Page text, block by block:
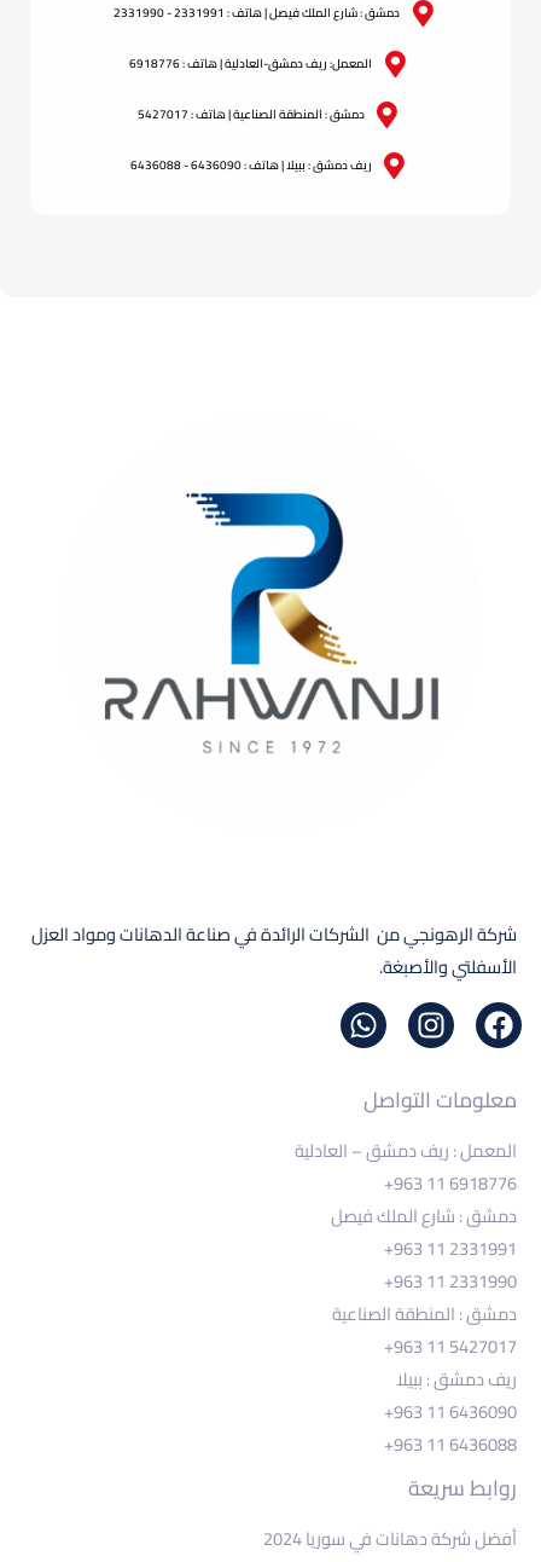
دمشق : شارع الملك فيصل | هاتف : 2331991 - 2331990
المعمل: ريف دمشق-العادلية | هاتف : 6918776
دمشق : المنطقة الصناعية | هاتف : 5427017
ريف دمشق : ببيلا | هاتف : 6436090 - 6436088
شركة الرهونجي من الشركات الرائدة في صناعة الدهانات ومواد العزل
الأسفلتي والأصبغة.
معلومات التواصل
المعمل : ريف دمشق – العادلية
+963 11 6918776
دمشق : شارع الملك فيصل
+963 11 2331991
+963 11 2331990
دمشق : المنطقة الصناعية
+963 11 5427017
ريف دمشق : ببيلا
+963 11 6436090
+963 11 6436088
روابط سريعة
أفضل شركة دهانات في سوريا 2024